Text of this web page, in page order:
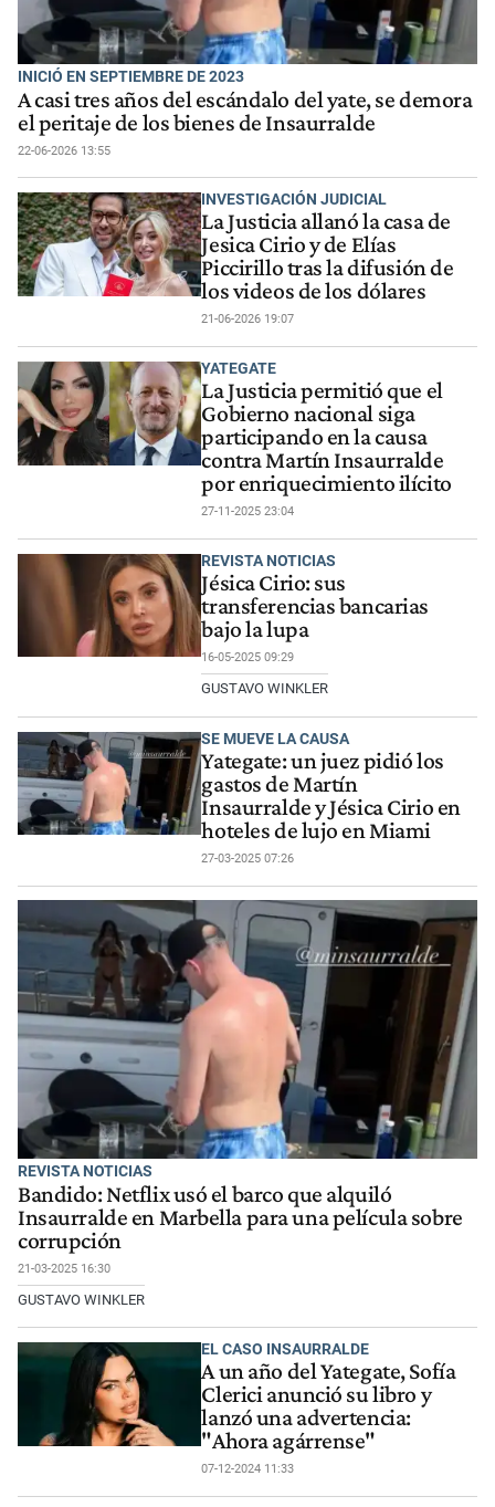
INICIÓ EN SEPTIEMBRE DE 2023
A casi tres años del escándalo del yate, se demora
el peritaje de los bienes de Insaurralde
22-06-2026 13:55
INVESTIGACIÓN JUDICIAL
La Justicia allanó la casa de
Jesica Cirio y de Elías
Piccirillo tras la difusión de
los videos de los dólares
21-06-2026 19:07
YATEGATE
La Justicia permitió que el
Gobierno nacional siga
participando en la causa
contra Martín Insaurralde
por enriquecimiento ilícito
27-11-2025 23:04
REVISTA NOTICIAS
Jésica Cirio: sus
transferencias bancarias
bajo la lupa
16-05-2025 09:29
GUSTAVO WINKLER
SE MUEVE LA CAUSA
Yategate: un juez pidió los
gastos de Martín
Insaurralde y Jésica Cirio en
hoteles de lujo en Miami
27-03-2025 07:26
REVISTA NOTICIAS
Bandido: Netflix usó el barco que alquiló
Insaurralde en Marbella para una película sobre
corrupción
21-03-2025 16:30
GUSTAVO WINKLER
EL CASO INSAURRALDE
A un año del Yategate, Sofía
Clerici anunció su libro y
lanzó una advertencia:
"Ahora agárrense"
07-12-2024 11:33